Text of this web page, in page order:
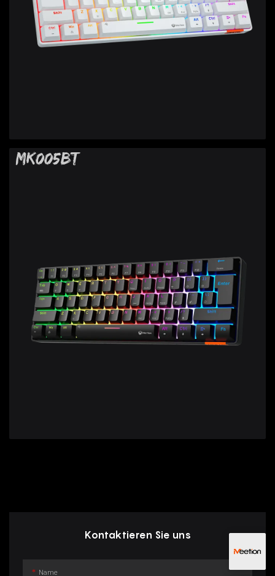
MK005BT
Kontaktieren Sie uns
Name